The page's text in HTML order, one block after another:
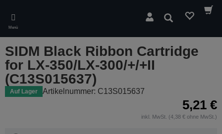
main
content
Menü
Suchen
SIDM Black Ribbon Cartridge
for LX-350/LX-300/+/+II
(C13S015637)
Auf Lager Artikelnummer: C13S015637
5,21 €
inkl. MwSt. (4,38 € ohne MwSt.)